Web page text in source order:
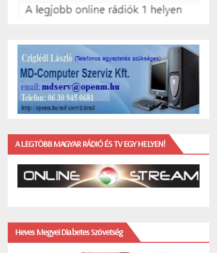
A LEGTÖBB MAGYAR RÁDIÓ ÉS TV EGY HELYEN!
Heves Megyei Diabetes Szövetség